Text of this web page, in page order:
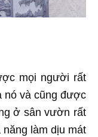
mọi người rất
nó và cũng được
ở sân vườn rất
làm dịu mát